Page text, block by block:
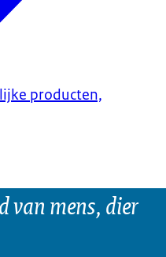
producten,
van mens, dier